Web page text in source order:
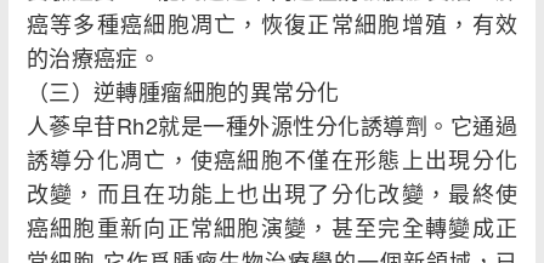
癌等多種癌細胞凋亡，恢復正常細胞增殖，有效
的治療癌症。
（三）逆轉腫瘤細胞的異常分化
人蔘皁苷Rh2就是一種外源性分化誘導劑。它通過
誘導分化凋亡，使癌細胞不僅在形態上出現分化
改變，而且在功能上也出現了分化改變，最終使
癌細胞重新向正常細胞演變，甚至完全轉變成正